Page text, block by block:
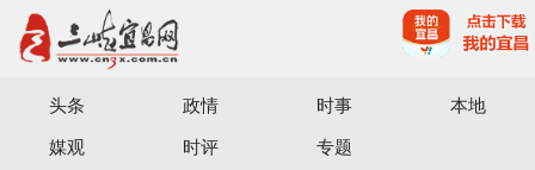
宜昌三峡融媒体中心主办
头条 政情 时事
本地
媒观
时评 专题